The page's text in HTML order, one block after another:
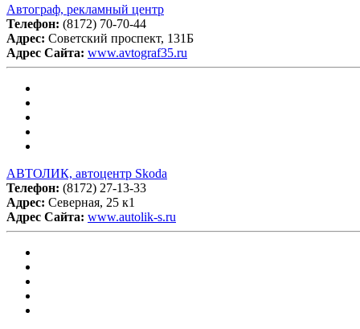
Автограф, рекламный центр
Телефон: (8172) 70-70-44
Адрес: Советский проспект, 131Б
Адрес Сайта: www.avtograf35.ru
АВТОЛИК, автоцентр Skoda
Телефон: (8172) 27-13-33
Адрес: Северная, 25 к1
Адрес Сайта: www.autolik-s.ru